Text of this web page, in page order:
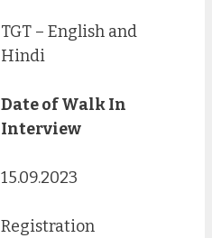
TGT – English and
Hindi
Date of Walk In
Interview
15.09.2023
Registration